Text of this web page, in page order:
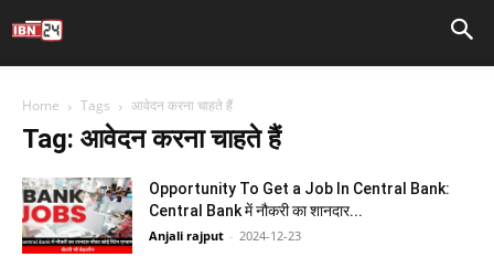
Home Tags आवेदन करना चाहते हैं
Tag: आवेदन करना चाहते हैं
Opportunity To Get a Job In Central Bank:
Central Bank में नौकरी का शानदार...
Anjali rajput - 2024-12-23